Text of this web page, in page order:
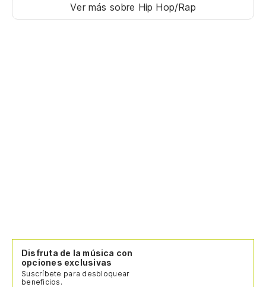
Ver más sobre Hip Hop/Rap
Disfruta de la música con
opciones exclusivas
Suscríbete para desbloquear
beneficios.